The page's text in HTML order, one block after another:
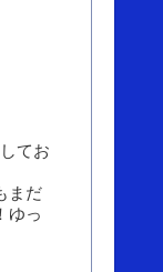
てお
まだ
ゆっ